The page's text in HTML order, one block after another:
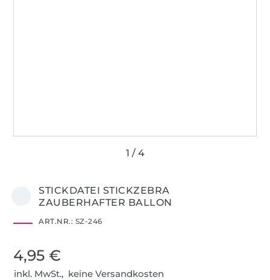
STICKDATEI STICKZEBRA
ZAUBERHAFTER BALLON
ART.NR.: SZ-246
4,95 €
inkl. MwSt., keine Versandkosten